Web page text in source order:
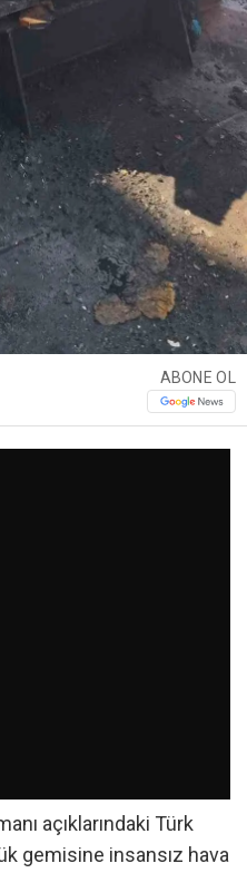
ABONE OL
açıklarındaki Türk
gemisine insansız hava